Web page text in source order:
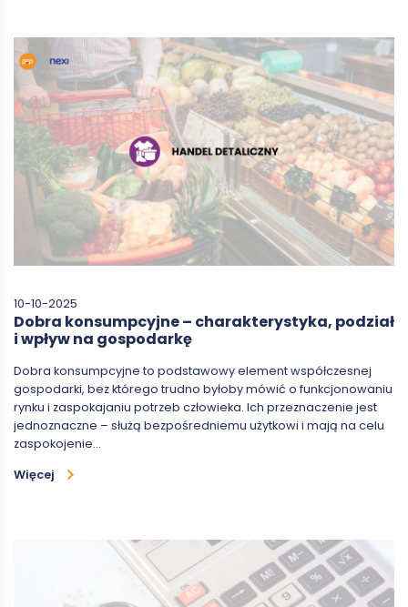
10-10-2025
Dobra konsumpcyjne – charakterystyka, podział
i wpływ na gospodarkę
Dobra konsumpcyjne to podstawowy element współczesnej
gospodarki, bez którego trudno byłoby mówić o funkcjonowaniu
rynku i zaspokajaniu potrzeb człowieka. Ich przeznaczenie jest
jednoznaczne – służą bezpośredniemu użytkowi i mają na celu
zaspokojenie…
Więcej